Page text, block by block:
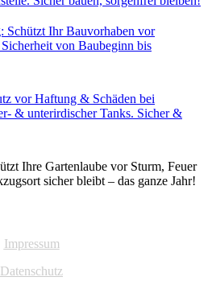
Impressum
Datenschutz